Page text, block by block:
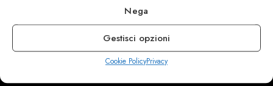
Nega
Gestisci opzioni
Cookie PolicyPrivacy
Termini e Condizioni
Resi e Rimborsi
Spedizioni
Privacy